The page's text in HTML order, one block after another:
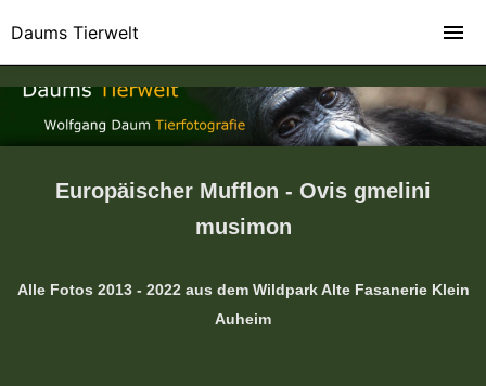
Europäischer Mufflon - Ovis gmelini
musimon
Alle Fotos 2013 - 2022 aus dem Wildpark Alte Fasanerie Klein
Auheim
Daums Tierwelt